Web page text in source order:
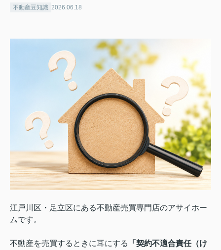
不動産豆知識 2026.06.18
江戸川区・足立区にある不動産売買専門店のアサイホー
ムです。
不動産を売買するときに耳にする
「契約不適合責任（け